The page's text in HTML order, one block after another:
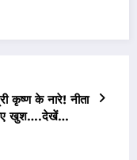
कृष्ण के नारे! नीता
गए खुश….देखें